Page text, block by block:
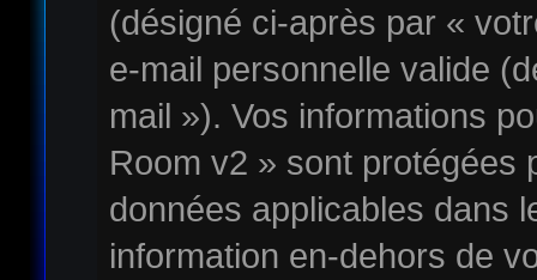
(désigné ci-après par «
e-mail personnelle valide
mail »). Vos informations
Room v2 » sont protégées
données applicables dans
information en-dehors de